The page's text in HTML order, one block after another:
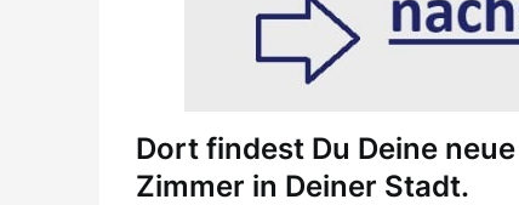
Dort findest Du Deine
Zimmer in Deiner Stadt.